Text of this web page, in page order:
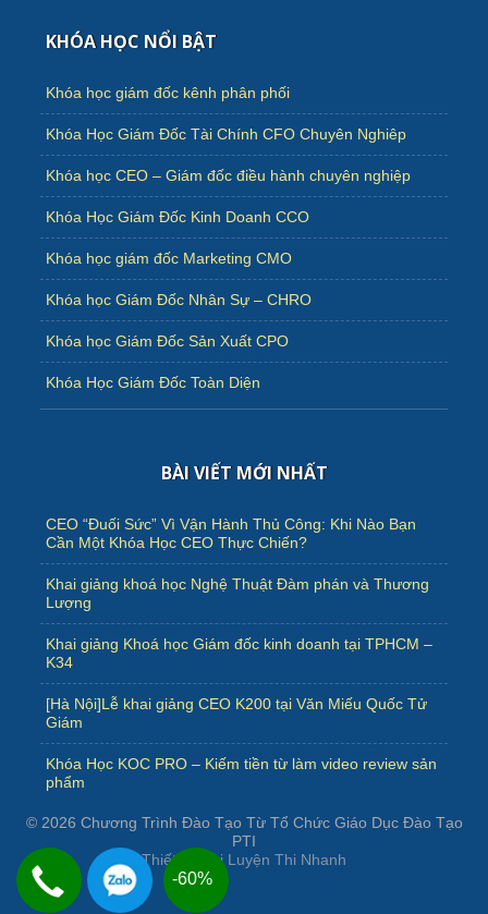
KHÓA HỌC NỔI BẬT
Khóa học giám đốc kênh phân phối
Khóa Học Giám Đốc Tài Chính CFO Chuyên Nghiêp
Khóa học CEO – Giám đốc điều hành chuyên nghiệp
Khóa Học Giám Đốc Kinh Doanh CCO
Khóa học giám đốc Marketing CMO
Khóa học Giám Đốc Nhân Sự – CHRO
Khóa học Giám Đốc Sản Xuất CPO
Khóa Học Giám Đốc Toàn Diện
BÀI VIẾT MỚI NHẤT
CEO “Đuối Sức” Vì Vận Hành Thủ Công: Khi Nào Bạn
Cần Một Khóa Học CEO Thực Chiến?
Khai giảng khoá học Nghệ Thuật Đàm phán và Thương
Lượng
Khai giảng Khoá học Giám đốc kinh doanh tại TPHCM –
K34
[Hà Nội]Lễ khai giảng CEO K200 tại Văn Miếu Quốc Tử
Giám
Khóa Học KOC PRO – Kiếm tiền từ làm video review sản
phẩm
© 2026 Chương Trình Đào Tạo Từ Tổ Chức Giáo Dục Đào Tạo
PTI
Thiết kế bởi Luyện Thi Nhanh